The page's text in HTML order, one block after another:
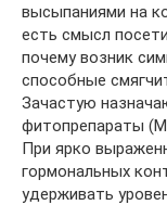
высыпаниями на
есть смысл
почему возник
способные
Зачастую
фитопрепараты
При ярко
гормональных
удерживать